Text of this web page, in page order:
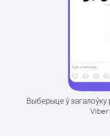
Выберыце ў загалоўку
Viber